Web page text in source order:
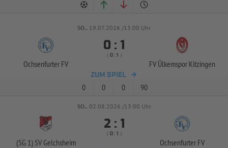
SO.. 19.07.2026 /13:00 Uhr
Ochsenfurter FV
 : 
( :  )
FV Ülkemspor Kitzingen
ZUM SPIEL
0 0 0 90
SO.. 02.08.2026 /13:00 Uhr
(SG 1) SV Gelchsheim
 : 
( :  )
Ochsenfurter FV